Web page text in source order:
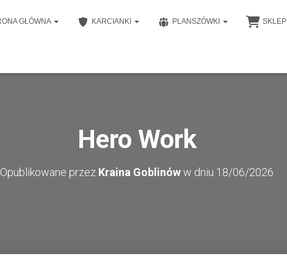
GŁÓWNA KARCIANKI PLANSZÓWKI SKLEP
Hero Work
Opublikowane przez Kraina Goblinóww dniu 18/06/2026